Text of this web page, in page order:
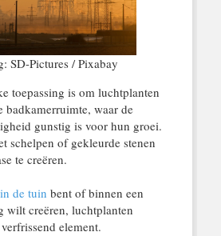
SD-Pictures / Pixabay
toepassing is om luchtplanten
badkamerruimte, waar de
gunstig is voor hun groei.
schelpen of gekleurde stenen
te creëren.
de tuin bent of binnen een
wilt creëren, luchtplanten
element.